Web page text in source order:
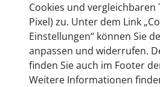
Technische
Lieferumfang
Cookies und vergleichbaren
Pixel) zu. Unter dem Link
Einstellungen“ können Sie
anpassen und widerrufen.
finden Sie auch im Footer
Weitere Informationen